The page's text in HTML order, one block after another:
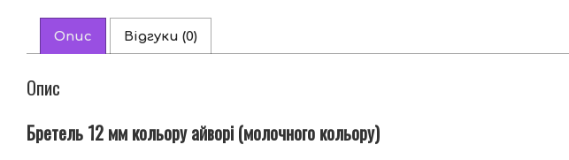
Опис Відгуки (0)
Опис
Бретель 12 мм кольору айворі (молочного кольору)